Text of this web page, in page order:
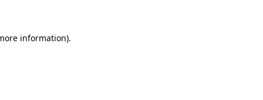
information).